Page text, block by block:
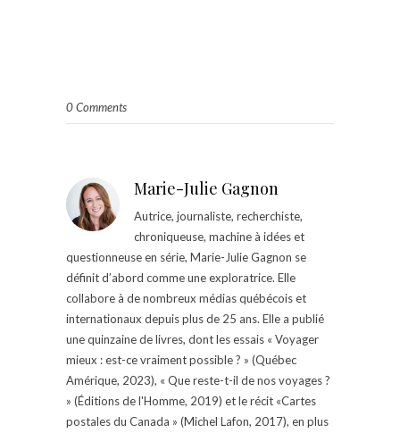
0 Comments
Marie-Julie Gagnon
Autrice, journaliste, recherchiste,
chroniqueuse, machine à idées et
questionneuse en série, Marie-Julie Gagnon se
définit d’abord comme une exploratrice. Elle
collabore à de nombreux médias québécois et
internationaux depuis plus de 25 ans. Elle a publié
une quinzaine de livres, dont les essais « Voyager
mieux : est-ce vraiment possible ? » (Québec
Amérique, 2023), « Que reste-t-il de nos voyages ?
» (Éditions de l'Homme, 2019) et le récit «Cartes
postales du Canada » (Michel Lafon, 2017), en plus